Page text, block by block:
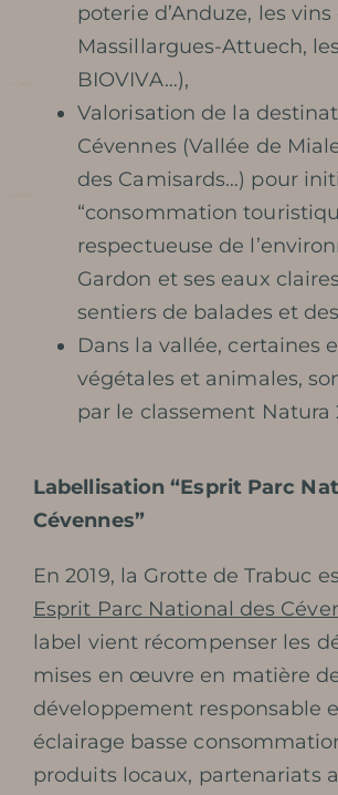
BIBLIOTECA DE
REVISTA DE PRENSA
RECOMPENSAS
RESERVA
poterie d’Anduze, les vins
Massillargues-Attuech,
BIOVIVA…),
Valorisation de la
Cévennes (Vallée de
des Camisards…) pour
“consommation
respectueuse de
Gardon et ses eaux
sentiers de balades et
Dans la vallée, certaines
végétales et animales,
par le classement Natura
Labellisation “Esprit Parc
Cévennes”
En 2019, la Grotte de Trabuc
Esprit Parc National des
label vient récompenser les
mises en œuvre en matière
développement responsable
éclairage basse
produits locaux, partenariats